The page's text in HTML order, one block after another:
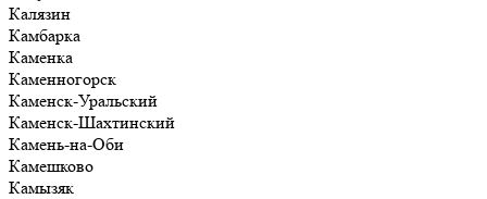
Калязин
Камбарка
Каменка
Каменногорск
Каменск-Уральский
Каменск-Шахтинский
Камень-на-Оби
Камешково
Камызяк